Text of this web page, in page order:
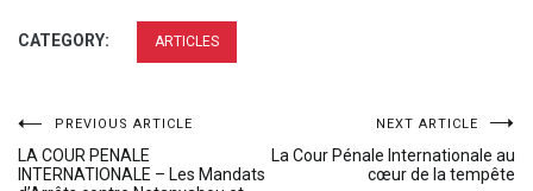
CATEGORY: ARTICLES
Post
navigation
PREVIOUS ARTICLE
LA COUR PENALE
INTERNATIONALE – Les Mandats
NEXT ARTICLE
La Cour Pénale Internationale au
cœur de la tempête